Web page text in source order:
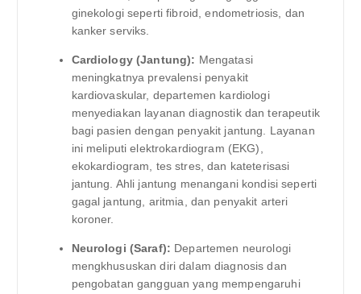
ginekologi seperti fibroid, endometriosis, dan
kanker serviks.
Cardiology (Jantung): Mengatasi
meningkatnya prevalensi penyakit
kardiovaskular, departemen kardiologi
menyediakan layanan diagnostik dan terapeutik
bagi pasien dengan penyakit jantung. Layanan
ini meliputi elektrokardiogram (EKG),
ekokardiogram, tes stres, dan kateterisasi
jantung. Ahli jantung menangani kondisi seperti
gagal jantung, aritmia, dan penyakit arteri
koroner.
Neurologi (Saraf): Departemen neurologi
mengkhususkan diri dalam diagnosis dan
pengobatan gangguan yang mempengaruhi